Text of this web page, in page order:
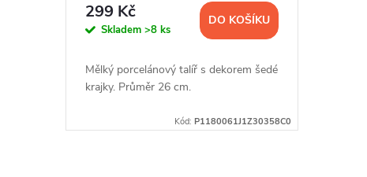
299 Kč
Skladem >8 ks
DO KOŠÍKU
Mělký porcelánový talíř s dekorem šedé
krajky. Průměr 26 cm.
Kód:P1180061J1Z30358C0